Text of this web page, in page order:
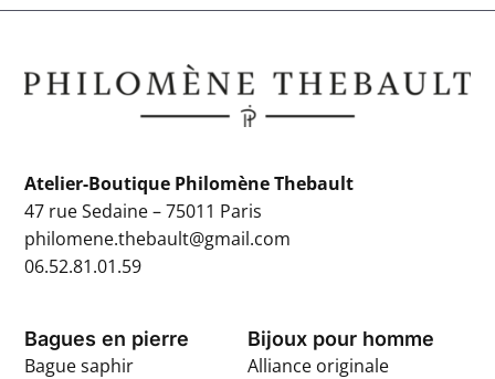
Atelier-Boutique Philomène Thebault
47 rue Sedaine – 75011 Paris
philomene.thebault@gmail.com
06.52.81.01.59
Bagues en pierre
Bague saphir
Bijoux pour homme
Alliance originale